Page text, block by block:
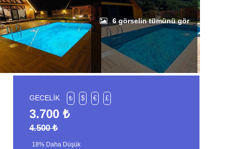
6 görselin tümünü gör
GECELİK ₺ $ € £
3.700 ₺
4.500 ₺
18% Daha Düşük